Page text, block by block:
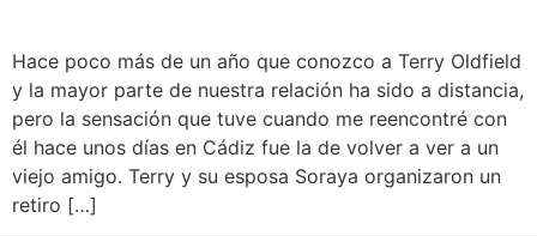
Hace poco más de un año que conozco a Terry Oldfield
y la mayor parte de nuestra relación ha sido a distancia,
pero la sensación que tuve cuando me reencontré con
él hace unos días en Cádiz fue la de volver a ver a un
viejo amigo. Terry y su esposa Soraya organizaron un
retiro […]